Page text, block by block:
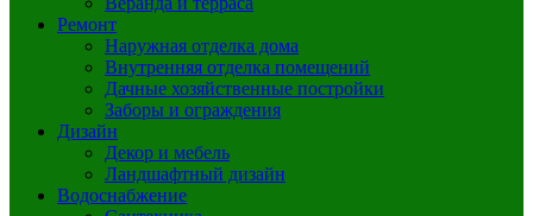
Ремонт
Наружная отделка дома
Внутренняя отделка помещений
Дачные хозяйственные постройки
Заборы и ограждения
Дизайн
Декор и мебель
Ландшафтный дизайн
Водоснабжение